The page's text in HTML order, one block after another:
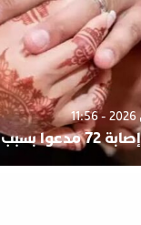
تسمم غذائي